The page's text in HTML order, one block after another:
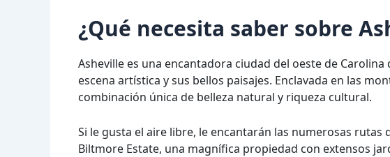
¿Qué necesita saber sobre
Asheville es una encantadora ciudad del oeste de
escena artística y sus bellos paisajes. Enclavada en las
combinación única de belleza natural y riqueza cultural.
Si le gusta el aire libre, le encantarán las numerosas rutas
Biltmore Estate, una magnífica propiedad con extensos